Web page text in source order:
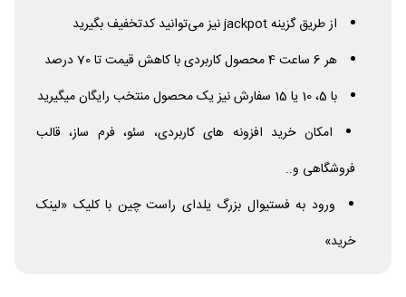
از طریق گزینهjackpotنیز می‌توانید کدتخفیف بگیرید
هر 6 ساعت 4 محصول کاربردی با کاهش قیمت تا 70 درصد
با 5، 10 یا 15 سفارش نیز یک محصول منتخب رایگان میگیرید
امکان خرید افزونه های کاربردی، سئو، فرم ساز، قالب
فروشگاهی و..
ورود به فستیوال بزرگ یلدای راست چین با کلیک «لینک
خرید»